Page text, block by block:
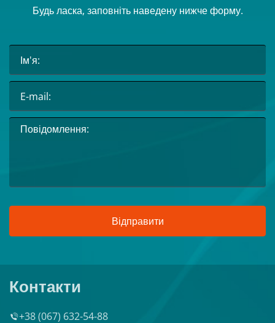
Будь ласка, заповніть наведену нижче форму.
Відправити
Контакти
+38 (067) 632-54-88